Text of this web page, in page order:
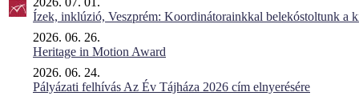
Ízek, inklúzió, Veszprém: Koordinátorainkkal belekóstoltunk a
2026. 06. 26.
Heritage in Motion Award
2026. 06. 24.
Pályázati felhívás Az Év Tájháza 2026 cím elnyerésére